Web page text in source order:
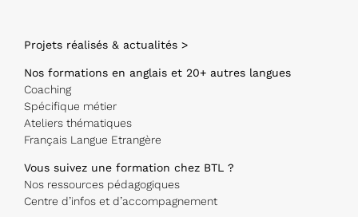
Projets réalisés & actualités >
Nos formations en anglais et 20+ autres langues
Coaching
Spécifique métier
Ateliers thématiques
Français Langue Etrangère
Vous suivez une formation chez BTL ?
Nos ressources pédagogiques
Centre d’infos et d’accompagnement